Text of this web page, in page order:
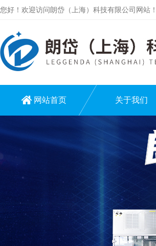
您好！欢迎访问朗岱（上海）科技有限公司网站！
网站首页 关于我们